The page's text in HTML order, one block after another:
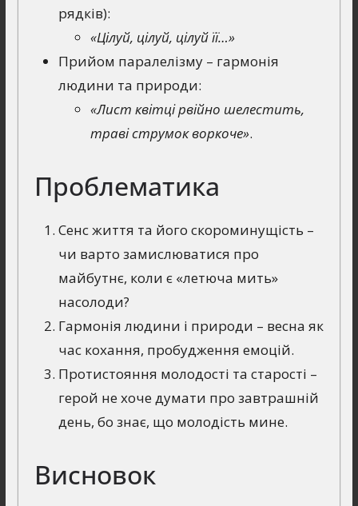
рядків):
«Цілуй, цілуй, цілуй її…»
Прийом паралелізму – гармонія
людини та природи:
«Лист квітці рвійно шелестить,
траві струмок воркоче».
Проблематика
Сенс життя та його скороминущість –
чи варто замислюватися про
майбутнє, коли є «летюча мить»
насолоди?
Гармонія людини і природи – весна як
час кохання, пробудження емоцій.
Протистояння молодості та старості –
герой не хоче думати про завтрашній
день, бо знає, що молодість мине.
Висновок